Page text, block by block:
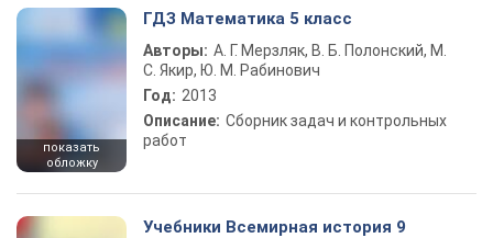
показать
обложку
ГДЗ Математика 5 класс
Авторы: А. Г. Мерзляк, В. Б. Полонский, М.
С. Якир, Ю. М. Рабинович
Год: 2013
Описание: Сборник задач и контрольных
работ
Учебники Всемирная история 9